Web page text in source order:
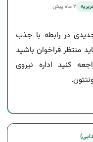
۲ ماه پیش
در رابطه با جذب
منتظر فراخوان باشید
کنید اداره نیروی